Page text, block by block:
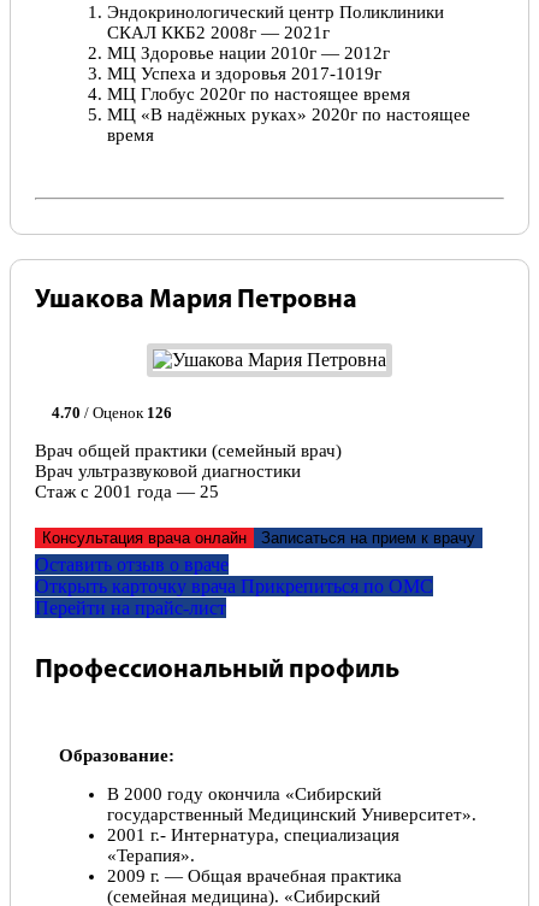
Эндокринологический центр Поликлиники
СКАЛ ККБ2 2008г — 2021г
МЦ Здоровье нации 2010г — 2012г
МЦ Успеха и здоровья 2017-1019г
МЦ Глобус 2020г по настоящее время
МЦ «В надёжных руках» 2020г по настоящее
время
Ушакова Мария Петровна
4.70 / Оценок 126
Врач общей практики (семейный врач)
Врач ультразвуковой диагностики
Стаж с 2001 года — 25
Консультация врача онлайн Записаться на прием к врачу
Оставить отзыв о враче
Открыть карточку врача Прикрепитьcя по ОМС
Перейти на прайс-лист
Профессиональный профиль
Образование:
В 2000 году окончила «Сибирский
государственный Медицинский Университет».
2001 г.- Интернатура, специализация
«Терапия».
2009 г. — Общая врачебная практика
(семейная медицина). «Сибирский